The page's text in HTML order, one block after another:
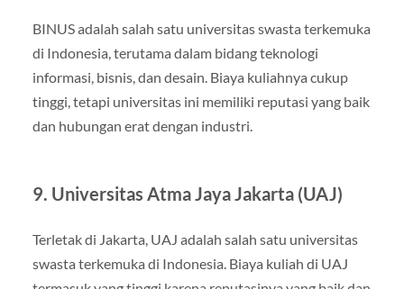
BINUS adalah salah satu universitas swasta terkemuka
di Indonesia, terutama dalam bidang teknologi
informasi, bisnis, dan desain. Biaya kuliahnya cukup
tinggi, tetapi universitas ini memiliki reputasi yang baik
dan hubungan erat dengan industri.
9. Universitas Atma Jaya Jakarta (UAJ)
Terletak di Jakarta, UAJ adalah salah satu universitas
swasta terkemuka di Indonesia. Biaya kuliah di UAJ